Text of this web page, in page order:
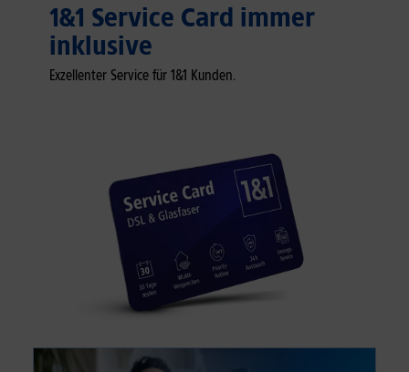
1&1 Service Card immer
inklusive
Exzellenter Service für 1&1 Kunden.